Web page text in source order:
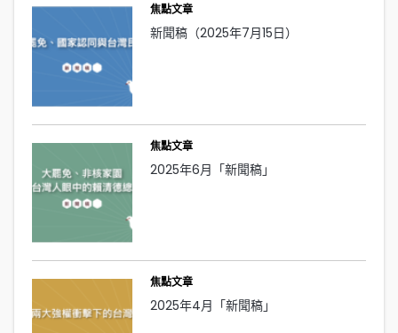
焦點文章
新聞稿（2025年7月15日）
焦點文章
2025年6月「新聞稿」
焦點文章
2025年4月「新聞稿」